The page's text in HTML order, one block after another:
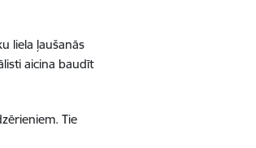
liela ļaušanās
aicina baudīt
Tie